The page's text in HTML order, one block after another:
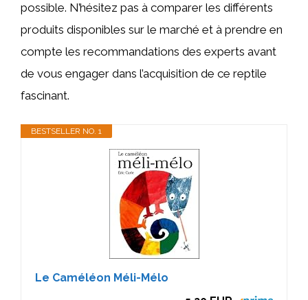
possible. N’hésitez pas à comparer les différents
produits disponibles sur le marché et à prendre en
compte les recommandations des experts avant
de vous engager dans l’acquisition de ce reptile
fascinant.
BESTSELLER NO. 1
Le Caméléon Méli-Mélo